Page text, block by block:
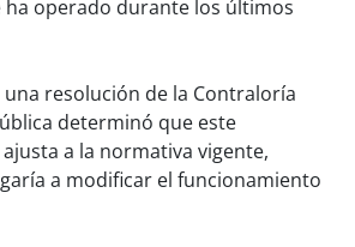
operado durante los últimos
resolución de la Contraloría
determinó que este
a la normativa vigente,
a modificar el funcionamiento